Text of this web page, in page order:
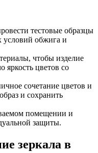
тестовые образцы
условий обжига и
чтобы изделие
яркость цветов со
сочетание цветов и
и сохранить
помещении и
защиты.
зеркала в